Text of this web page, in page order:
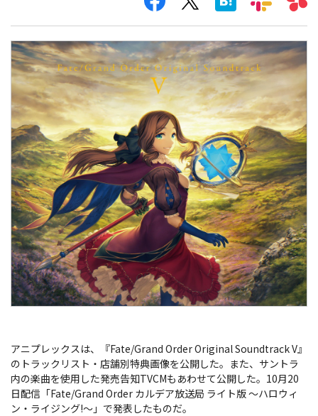
アニプレックスは、『Fate/Grand Order Original Soundtrack V』
のトラックリスト・店舗別特典画像を公開した。また、サントラ
内の楽曲を使用した発売告知TVCMもあわせて公開した。10月20
日配信「Fate/Grand Order カルデア放送局 ライト版 ～ハロウィ
ン・ライジング!～」で発表したものだ。